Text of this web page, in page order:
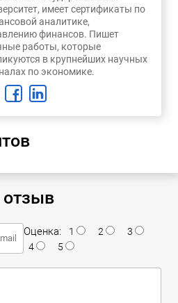
имеет сертификаты по
аналитике,
финансов. Пишет
работы, которые
в крупнейших научных
по экономике.
отзыв
Оценка: 1 2
3
4
5